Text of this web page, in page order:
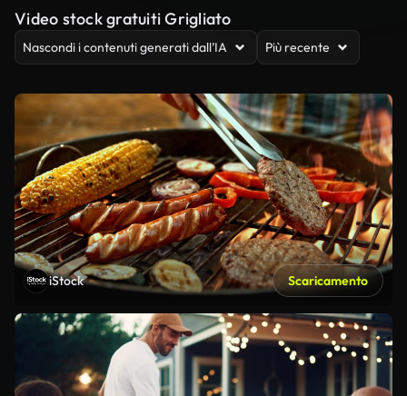
Video stock gratuiti Grigliato
Nascondi i contenuti generati dall’IA Più recente
iStock Scaricamento